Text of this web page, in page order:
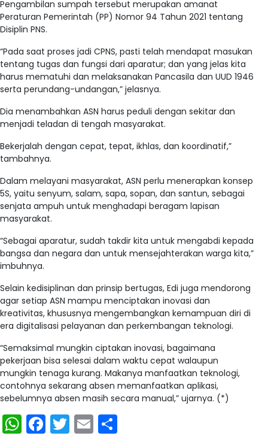
Pengambilan sumpah tersebut merupakan amanat
Peraturan Pemerintah (PP) Nomor 94 Tahun 2021 tentang
Disiplin PNS.
“Pada saat proses jadi CPNS, pasti telah mendapat masukan
tentang tugas dan fungsi dari aparatur; dan yang jelas kita
harus mematuhi dan melaksanakan Pancasila dan UUD 1946
serta perundang-undangan,” jelasnya.
Dia menambahkan ASN harus peduli dengan sekitar dan
menjadi teladan di tengah masyarakat.
Bekerjalah dengan cepat, tepat, ikhlas, dan koordinatif,”
tambahnya.
Dalam melayani masyarakat, ASN perlu menerapkan konsep
5S, yaitu senyum, salam, sapa, sopan, dan santun, sebagai
senjata ampuh untuk menghadapi beragam lapisan
masyarakat.
“Sebagai aparatur, sudah takdir kita untuk mengabdi kepada
bangsa dan negara dan untuk mensejahterakan warga kita,”
imbuhnya.
Selain kedisiplinan dan prinsip bertugas, Edi juga mendorong
agar setiap ASN mampu menciptakan inovasi dan
kreativitas, khususnya mengembangkan kemampuan diri di
era digitalisasi pelayanan dan perkembangan teknologi.
“Semaksimal mungkin ciptakan inovasi, bagaimana
pekerjaan bisa selesai dalam waktu cepat walaupun
mungkin tenaga kurang. Makanya manfaatkan teknologi,
contohnya sekarang absen memanfaatkan aplikasi,
sebelumnya absen masih secara manual,” ujarnya. (*)
WhatsApp
Facebook
Twitter
Email